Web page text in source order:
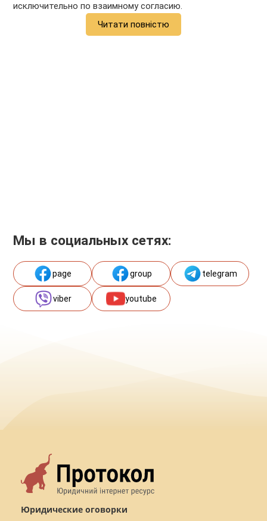
исключительно по взаимному согласию.
Читати повністю
Мы в социальных сетях:
page group telegram
viber youtube
Юридические оговорки